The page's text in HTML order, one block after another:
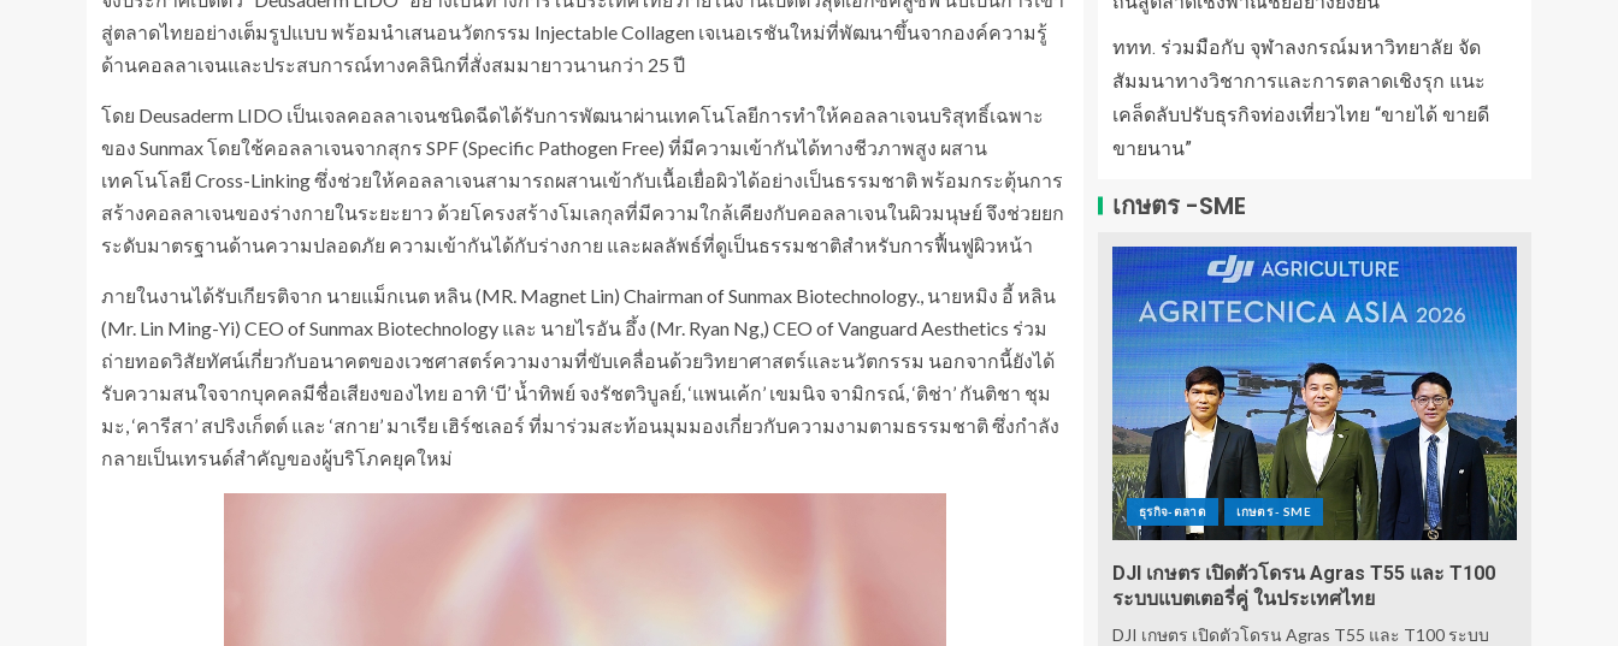
สู่ตลาดไทยอย่างเต็มรูปแบบ พร้อมนำเสนอนวัตกรรม Injectable Collagen เจเนอเรชันใหม่ที่พัฒนาขึ้นจากองค์ความรู้
ด้านคอลลาเจนและประสบการณ์ทางคลินิกที่สั่งสมมายาวนานกว่า 25 ปี
โดย Deusaderm LIDO เป็นเจลคอลลาเจนชนิดฉีดได้รับการพัฒนาผ่านเทคโนโลยีการทำให้คอลลาเจนบริสุทธิ์เฉพาะ
ของ Sunmax โดยใช้คอลลาเจนจากสุกร SPF (Specific Pathogen Free) ที่มีความเข้ากันได้ทางชีวภาพสูง ผสาน
เทคโนโลยี Cross-Linking ซึ่งช่วยให้คอลลาเจนสามารถผสานเข้ากับเนื้อเยื่อผิวได้อย่างเป็นธรรมชาติ พร้อมกระตุ้นการ
สร้างคอลลาเจนของร่างกายในระยะยาว ด้วยโครงสร้างโมเลกุลที่มีความใกล้เคียงกับคอลลาเจนในผิวมนุษย์ จึงช่วยยก
ระดับมาตรฐานด้านความปลอดภัย ความเข้ากันได้กับร่างกาย และผลลัพธ์ที่ดูเป็นธรรมชาติสำหรับการฟื้นฟูผิวหน้า
ภายในงานได้รับเกียรติจาก นายแม็กเนต หลิน (MR. Magnet Lin) Chairman of Sunmax Biotechnology., นายหมิง อี้ หลิน
(Mr. Lin Ming-Yi) CEO of Sunmax Biotechnology และ นายไรอัน อึ้ง (Mr. Ryan Ng,) CEO of Vanguard Aesthetics ร่วม
ถ่ายทอดวิสัยทัศน์เกี่ยวกับอนาคตของเวชศาสตร์ความงามที่ขับเคลื่อนด้วยวิทยาศาสตร์และนวัตกรรม นอกจากนี้ยังได้
รับความสนใจจากบุคคลมีชื่อเสียงของไทย อาทิ ‘บี’ น้ำทิพย์ จงรัชตวิบูลย์, ‘แพนเค้ก’ เขมนิจ จามิกรณ์, ‘ติช่า’ กันติชา ชุม
มะ, ‘คารีสา’ สปริงเก็ตต์ และ ‘สกาย’ มาเรีย เฮิร์ชเลอร์ ที่มาร่วมสะท้อนมุมมองเกี่ยวกับความงามตามธรรมชาติ ซึ่งกำลัง
กลายเป็นเทรนด์สำคัญของผู้บริโภคยุคใหม่
ททท. ร่วมมือกับ จุฬาลงกรณ์มหาวิทยาลัย จัด
สัมมนาทางวิชาการและการตลาดเชิงรุก แนะ
เคล็ดลับปรับธุรกิจท่องเที่ยวไทย “ขายได้ ขายดี
ขายนาน”
เกษตร -SME
ธุรกิจ-ตลาด เกษตร - SME
DJI เกษตร เปิดตัวโดรน Agras T55 และ T100
ระบบแบตเตอรี่คู่ ในประเทศไทย
DJI เกษตร เปิดตัวโดรน Agras T55 และ T100 ระบบ